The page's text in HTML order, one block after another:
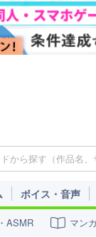
ボイス・音声
ASMR マン